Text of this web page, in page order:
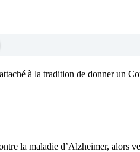
à la tradition de donner un
la maladie d’Alzheimer, alors